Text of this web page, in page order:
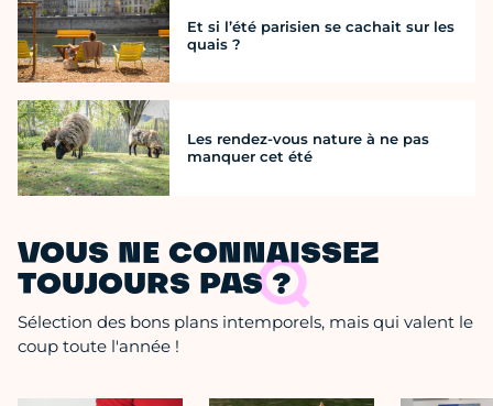
Et si l’été parisien se cachait sur les
quais ?
Les rendez-vous nature à ne pas
manquer cet été
VOUS NE CONNAISSEZ
TOUJOURS PAS ?
Sélection des bons plans intemporels, mais qui valent le
coup toute l'année !